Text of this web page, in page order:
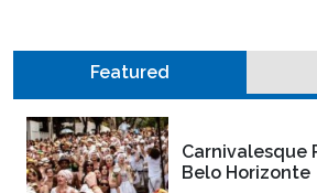
Featured
Carnivalesque
Belo Horizonte